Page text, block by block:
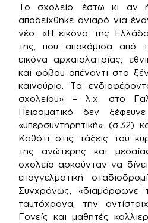
Το σχολείο, έστω κι αν
αποδείχθηκε ανιαρό για
νέο. «Η εικόνα της
της, που αποκόμισα από
εικόνα αρχαιολατρίας,
και φόβου απέναντι στο
καινούριο. Τα
σχολείου» – λ.χ. στο
Πειραματικό δεν
«υπερσυντηρητική» (σ.32)
Καθότι στις τάξεις του
της ανώτερης και
σχολείο αρκούνταν να
επαγγελματική
Συγχρόνως, «διαμόρφωνε
ταυτόχρονα, την
Γονείς και μαθητές